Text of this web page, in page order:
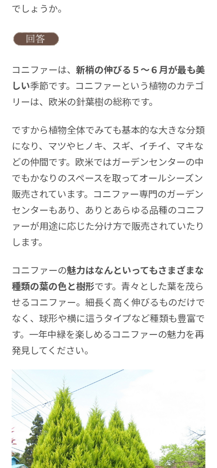
HP http://orangeberry.net
https://www.facebook.com/orangeberry8783
でしょうか。
コニファーは、 新梢の伸びる５～６月が最も美
しい季節です。コニファーという植物のカテゴ
リーは、欧米の針葉樹の総称です。
ですから植物全体でみても基本的な大きな分類
になり、マツやヒノキ、スギ、イチイ、マキな
どの仲間です。欧米ではガーデンセンターの中
でもかなりのスペースを取ってオールシーズン
販売されています。コニファー専門のガーデン
センターもあり、ありとあらゆる品種のコニフ
ァーが用途に応じた分け方で販売されていたり
します。
コニファーの魅力はなんといってもさまざまな
種類の葉の色と樹形です。青々とした葉を茂ら
せるコニファー。細長く高く伸びるものだけで
なく、球形や横に這うタイプなど種類も豊富で
す。一年中緑を楽しめるコニファーの魅力を再
発見してください。